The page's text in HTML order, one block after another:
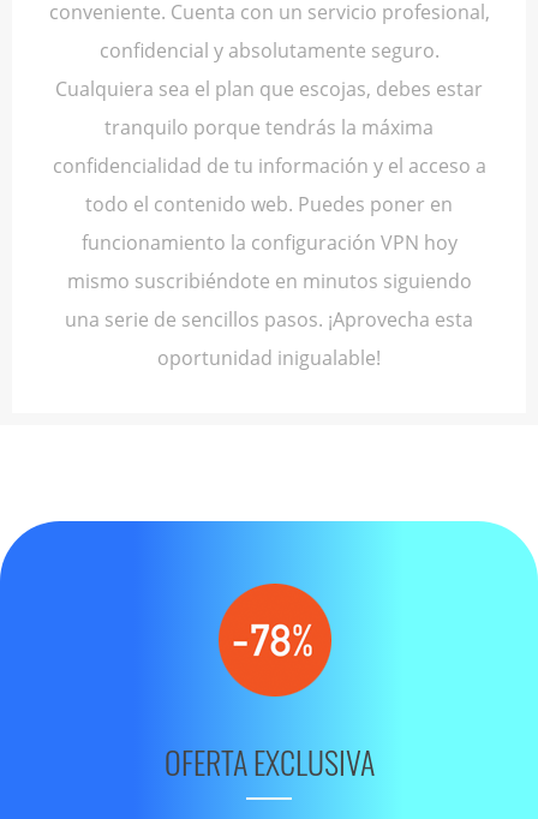
conveniente. Cuenta con un servicio profesional,
confidencial y absolutamente seguro.
Cualquiera sea el plan que escojas, debes estar
tranquilo porque tendrás la máxima
confidencialidad de tu información y el acceso a
todo el contenido web. Puedes poner en
funcionamiento la configuración VPN hoy
mismo suscribiéndote en minutos siguiendo
una serie de sencillos pasos. ¡Aprovecha esta
oportunidad inigualable!
OFERTA EXCLUSIVA